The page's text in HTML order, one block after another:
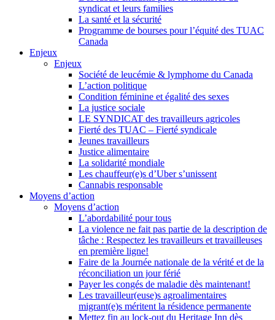
syndicat et leurs families
La santé et la sécurité
Programme de bourses pour l’équité des TUAC
Canada
Enjeux
Enjeux
Société de leucémie & lymphome du Canada
L’action politique
Condition féminine et égalité des sexes
La justice sociale
LE SYNDICAT des travailleurs agricoles
Fierté des TUAC – Fierté syndicale
Jeunes travailleurs
Justice alimentaire
La solidarité mondiale
Les chauffeur(e)s d’Uber s’unissent
Cannabis responsable
Moyens d’action
Moyens d’action
L’abordabilité pour tous
La violence ne fait pas partie de la description de
tâche : Respectez les travailleurs et travailleuses
en première ligne!
Faire de la Journée nationale de la vérité et de la
réconciliation un jour férié
Payer les congés de maladie dès maintenant!
Les travailleur(euse)s agroalimentaires
migrant(e)s méritent la résidence permanente
Mettez fin au lock-out du Heritage Inn dès